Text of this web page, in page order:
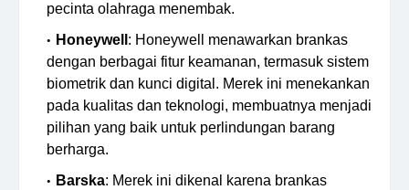
pecinta olahraga menembak.
Honeywell : Honeywell menawarkan brankas
dengan berbagai fitur keamanan, termasuk sistem
biometrik dan kunci digital. Merek ini menekankan
pada kualitas dan teknologi, membuatnya menjadi
pilihan yang baik untuk perlindungan barang
berharga.
Barska: Merek ini dikenal karena brankas